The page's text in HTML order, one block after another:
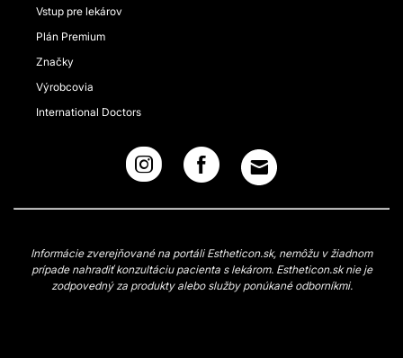
Vstup pre lekárov
Plán Premium
Značky
Výrobcovia
International Doctors
Informácie zverejňované na portáli Estheticon.sk, nemôžu v žiadnom
prípade nahradiť konzultáciu pacienta s lekárom. Estheticon.sk nie je
zodpovedný za produkty alebo služby ponúkané odborníkmi.